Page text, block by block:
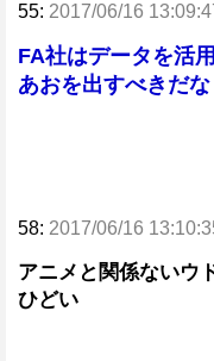
55: 2017/06/16
FA社はデータを活
あおを出すべきだな
58: 2017/06/16
アニメと関係ないウ
ひどい